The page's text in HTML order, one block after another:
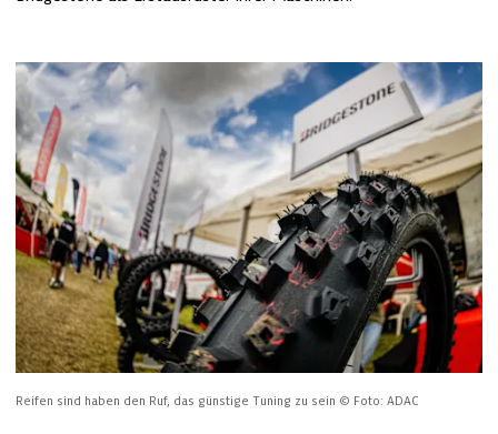
Reifen sind haben den Ruf, das günstige Tuning zu sein © Foto: ADAC